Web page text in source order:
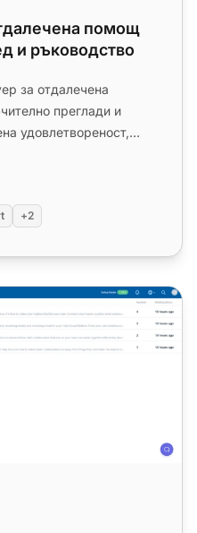
помощ
и ръководство
за отдалечена
преглади и
удовлетвореност,
+2
на Help Scout за 2025